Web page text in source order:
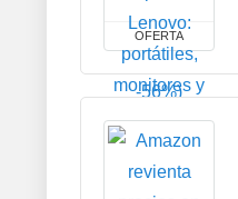
OFERTA